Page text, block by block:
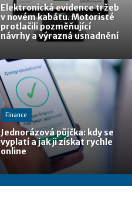
Elektronická evidence tržeb
v novém kabátu. Motoristé
protlačili pozměňující
návrhy a výrazná usnadnění
Finance
Jednorázová půjčka: kdy se
vyplatí a jak ji získat rychle
online